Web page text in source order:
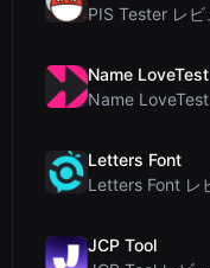
Name LoveTest
Letters Font
JCP Tool